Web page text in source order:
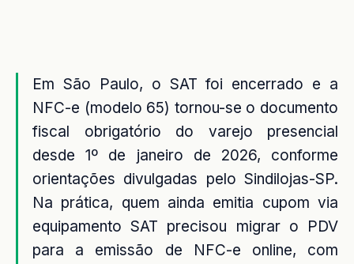
Em São Paulo, o SAT foi encerrado e a
NFC-e (modelo 65) tornou-se o documento
fiscal obrigatório do varejo presencial
desde 1º de janeiro de 2026, conforme
orientações divulgadas pelo Sindilojas-SP.
Na prática, quem ainda emitia cupom via
equipamento SAT precisou migrar o PDV
para a emissão de NFC-e online, com